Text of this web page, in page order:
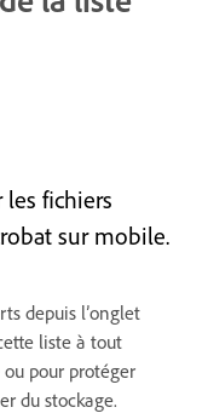
fichiers
sur mobile.
depuis l’onglet
liste à tout
pour protéger
du stockage.